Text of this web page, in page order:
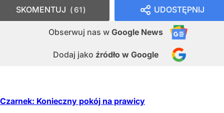
UDOSTĘPNIJ
Obserwuj nas w Google News
Dodaj jako źródło w Google
SKOMENTUJ 61
Czarnek: Konieczny pokój na prawicy